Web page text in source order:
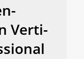
Verti-